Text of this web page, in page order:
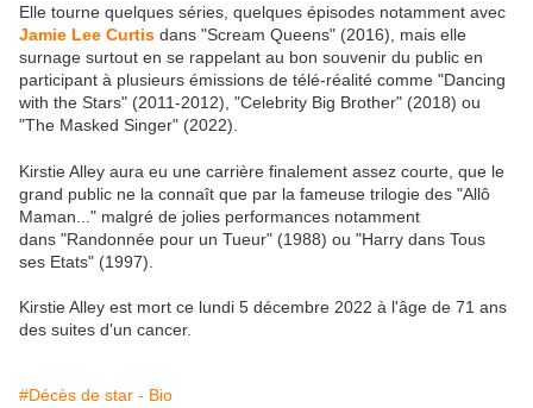
Elle tourne quelques séries, quelques épisodes notamment avec
Jamie Lee Curtis dans "Scream Queens" (2016), mais elle
surnage surtout en se rappelant au bon souvenir du public en
participant à plusieurs émissions de télé-réalité comme "Dancing
with the Stars" (2011-2012), "Celebrity Big Brother" (2018) ou
"The Masked Singer" (2022).
Kirstie Alley aura eu une carrière finalement assez courte, que le
grand public ne la connaît que par la fameuse trilogie des "Allô
Maman..." malgré de jolies performances notamment
dans "Randonnée pour un Tueur" (1988) ou "Harry dans Tous
ses Etats" (1997).
Kirstie Alley est mort ce lundi 5 décembre 2022 à l'âge de 71 ans
des suites d'un cancer.
#Décès de star - Bio